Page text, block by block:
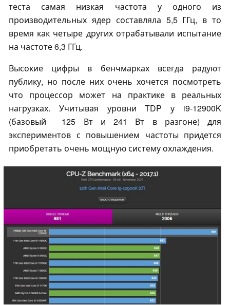
теста самая низкая частота у одного из
производительных ядер составляла 5,5 ГГц, в то
время как четыре других отрабатывали испытание
на частоте 6,3 ГГц.
Высокие цифры в бенчмарках всегда радуют
публику, но после них очень хочется посмотреть
что процессор может на практике в реальных
нагрузках. Учитывая уровни TDP у i9-12900K
(базовый 125 Вт и 241 Вт в разгоне) для
экспериментов с повышением частоты придется
приобретать очень мощную систему охлаждения.